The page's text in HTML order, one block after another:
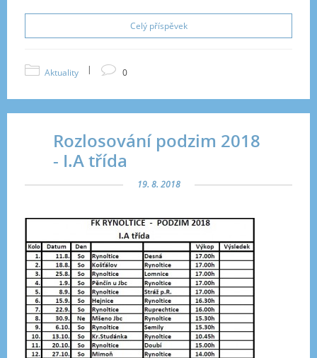
Celý příspěvek
Aktuality | 0
Rozlosování podzim 2018
- I.A třída
19. 8. 2018